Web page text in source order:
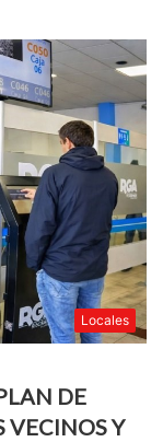
Locales
DE
VECINOS Y